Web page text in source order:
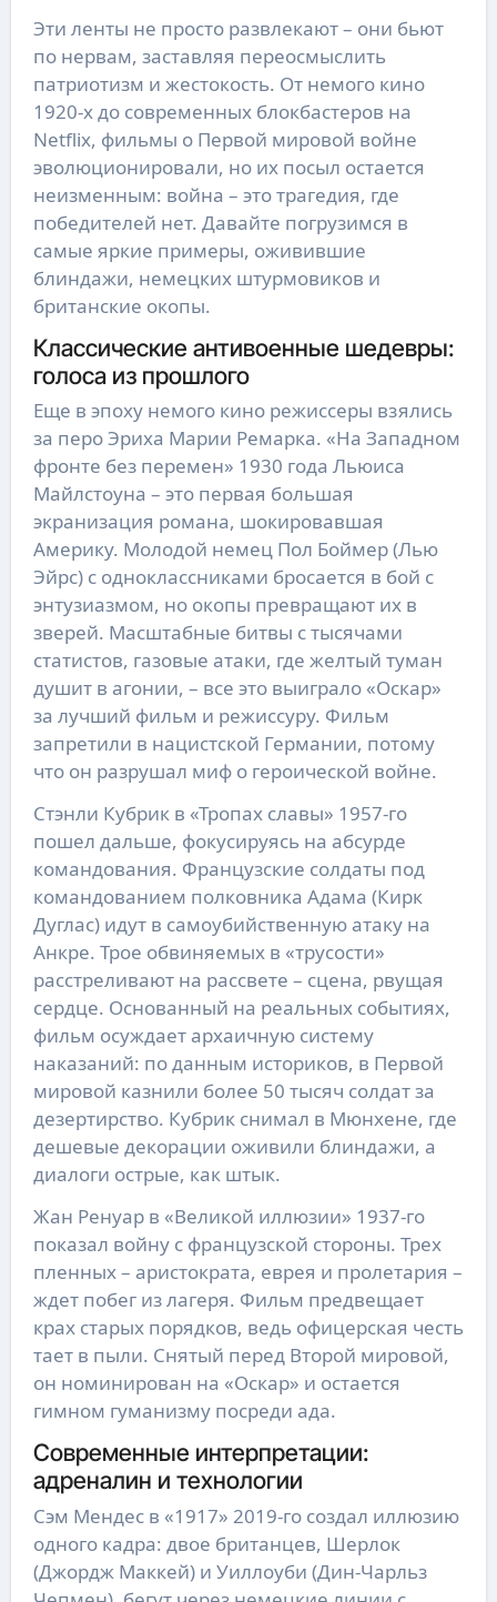
Эти ленты не просто развлекают – они бьют
по нервам, заставляя переосмыслить
патриотизм и жестокость. От немого кино
1920-х до современных блокбастеров на
Netflix, фильмы о Первой мировой войне
эволюционировали, но их посыл остается
неизменным: война – это трагедия, где
победителей нет. Давайте погрузимся в
самые яркие примеры, оживившие
блиндажи, немецких штурмовиков и
британские окопы.
Классические антивоенные шедевры:
голоса из прошлого
Еще в эпоху немого кино режиссеры взялись
за перо Эриха Марии Ремарка. «На Западном
фронте без перемен» 1930 года Льюиса
Майлстоуна – это первая большая
экранизация романа, шокировавшая
Америку. Молодой немец Пол Боймер (Лью
Эйрс) с одноклассниками бросается в бой с
энтузиазмом, но окопы превращают их в
зверей. Масштабные битвы с тысячами
статистов, газовые атаки, где желтый туман
душит в агонии, – все это выиграло «Оскар»
за лучший фильм и режиссуру. Фильм
запретили в нацистской Германии, потому
что он разрушал миф о героической войне.
Стэнли Кубрик в «Тропах славы» 1957-го
пошел дальше, фокусируясь на абсурде
командования. Французские солдаты под
командованием полковника Адама (Кирк
Дуглас) идут в самоубийственную атаку на
Анкре. Трое обвиняемых в «трусости»
расстреливают на рассвете – сцена, рвущая
сердце. Основанный на реальных событиях,
фильм осуждает архаичную систему
наказаний: по данным историков, в Первой
мировой казнили более 50 тысяч солдат за
дезертирство. Кубрик снимал в Мюнхене, где
дешевые декорации оживили блиндажи, а
диалоги острые, как штык.
Жан Ренуар в «Великой иллюзии» 1937-го
показал войну с французской стороны. Трех
пленных – аристократа, еврея и пролетария –
ждет побег из лагеря. Фильм предвещает
крах старых порядков, ведь офицерская честь
тает в пыли. Снятый перед Второй мировой,
он номинирован на «Оскар» и остается
гимном гуманизму посреди ада.
Современные интерпретации:
адреналин и технологии
Сэм Мендес в «1917» 2019-го создал иллюзию
одного кадра: двое британцев, Шерлок
(Джордж Маккей) и Уиллоуби (Дин-Чарльз